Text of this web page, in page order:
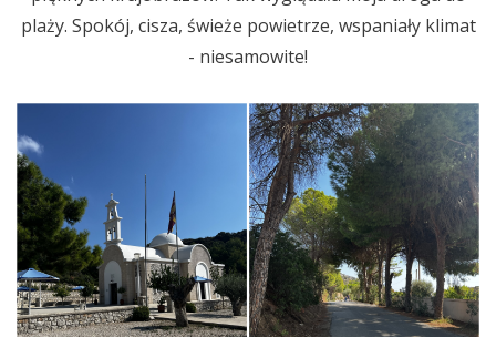
plaży. Spokój, cisza, świeże powietrze, wspaniały klimat
- niesamowite!